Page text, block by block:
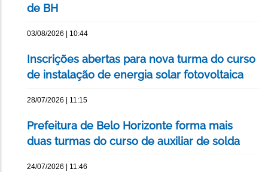
de BH
03/08/2026 | 10:44
Inscrições abertas para nova turma do curso
de instalação de energia solar fotovoltaica
28/07/2026 | 11:15
Prefeitura de Belo Horizonte forma mais
duas turmas do curso de auxiliar de solda
24/07/2026 | 11:46